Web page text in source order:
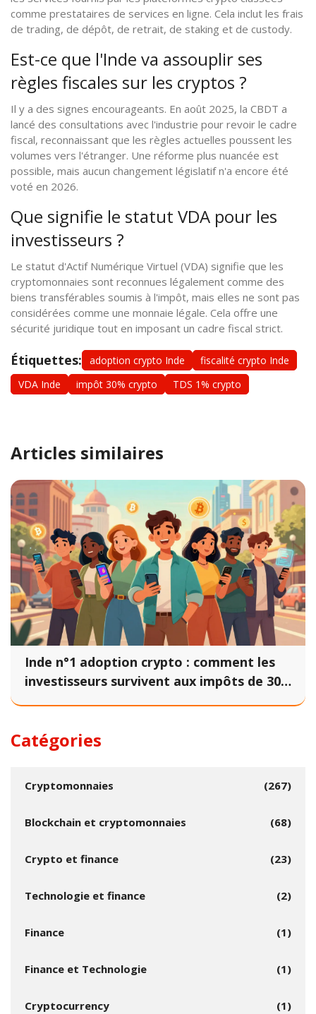
comme prestataires de services en ligne. Cela inclut les frais
de trading, de dépôt, de retrait, de staking et de custody.
Est-ce que l'Inde va assouplir ses
règles fiscales sur les cryptos ?
Il y a des signes encourageants. En août 2025, la CBDT a
lancé des consultations avec l'industrie pour revoir le cadre
fiscal, reconnaissant que les règles actuelles poussent les
volumes vers l'étranger. Une réforme plus nuancée est
possible, mais aucun changement législatif n'a encore été
voté en 2026.
Que signifie le statut VDA pour les
investisseurs ?
Le statut d'Actif Numérique Virtuel (VDA) signifie que les
cryptomonnaies sont reconnues légalement comme des
biens transférables soumis à l'impôt, mais elles ne sont pas
considérées comme une monnaie légale. Cela offre une
sécurité juridique tout en imposant un cadre fiscal strict.
Étiquettes: adoption crypto Inde
fiscalité crypto Inde
VDA Inde
impôt 30% crypto TDS 1% crypto
Articles similaires
Inde n°1 adoption crypto : comment les
investisseurs survivent aux impôts de 30
Catégories
Cryptomonnaies (267)
Blockchain et cryptomonnaies (68)
Crypto et finance (23)
Technologie et finance (2)
Finance (1)
Finance et Technologie (1)
Cryptocurrency (1)